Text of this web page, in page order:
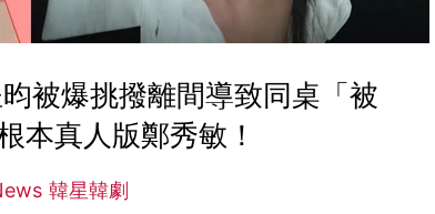
被爆挑撥離間導致同桌「被
本真人版鄭秀敏！
韓星韓劇